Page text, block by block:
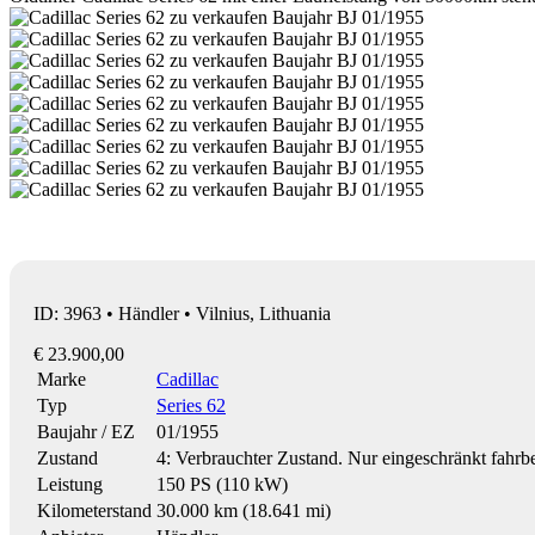
ID: 3963 • Händler • Vilnius, Lithuania
€ 23.900,00
Marke
Cadillac
Typ
Series 62
Baujahr / EZ
01/1955
Zustand
4: Verbrauchter Zustand. Nur eingeschränkt
Leistung
150 PS (110 kW)
Kilometerstand 30.000 km (18.641 mi)